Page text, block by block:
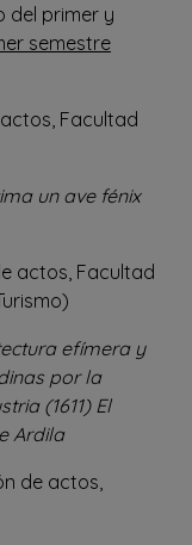
del primer y
semestre
Facultad
un ave fénix
actos, Facultad
efímera y
por la
(1611) El
Ardila
de actos,